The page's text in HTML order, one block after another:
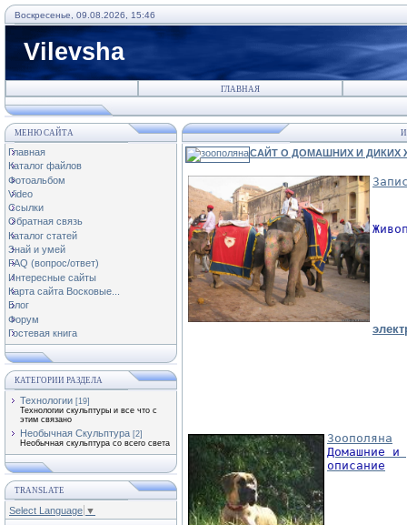
Воскресенье, 09.08.2026, 15:46
Vilevsha
ГЛАВНАЯ
МЕНЮ САЙТА
Главная
Каталог файлов
Фотоальбом
Video
Ссылки
Обратная связь
Каталог статей
Знай и умей
FAQ (вопрос/ответ)
Интересные сайты
Карта сайта Восковые...
Блог
Форум
Гостевая книга
КАТЕГОРИИ РАЗДЕЛА
Технологии [19]
Технологии скульптуры и все что с
этим связано
Необычная Скульптура [2]
Необычная скульптура со всего света
TRANSLATE
Select Language ▼
САЙТ О ДОМАШНИХ И ДИКИХ
Зоополяна
Домашние и
описание